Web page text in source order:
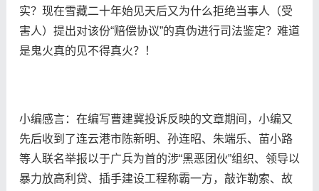
实？现在雪藏二十年始见天后又为什么拒绝当事人（受
害人）提出对该份“赔偿协议”的真伪进行司法鉴定？难道
是鬼火真的见不得真火？！
小编感言：在编写曹建冀投诉反映的文章期间，小编又
先后收到了连云港市陈新明、孙连昭、朱端乐、苗小路
等人联名举报以于广兵为首的涉“黑恶团伙”组织、领导以
暴力放高利贷、插手建设工程称霸一方，敲诈勒索、故